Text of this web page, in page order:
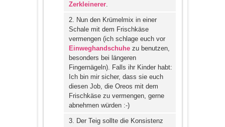
Zerkleinerer.
2. Nun den Krümelmix in einer
Schale mit dem Frischkäse
vermengen (ich schlage euch vor
Einweghandschuhezu benutzen,
besonders bei längeren
Fingernägeln). Falls ihr Kinder habt:
Ich bin mir sicher, dass sie euch
diesen Job, die Oreos mit dem
Frischkäse zu vermengen, gerne
abnehmen würden :-)
3. Der Teig sollte die Konsistenz